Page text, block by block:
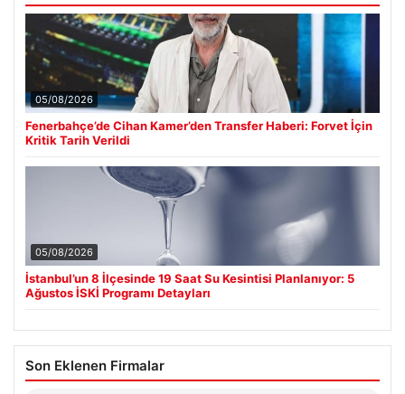
05/08/2026
Fenerbahçe’de Cihan Kamer’den Transfer Haberi: Forvet İçin
Kritik Tarih Verildi
05/08/2026
İstanbul’un 8 İlçesinde 19 Saat Su Kesintisi Planlanıyor: 5
Ağustos İSKİ Programı Detayları
Son Eklenen Firmalar